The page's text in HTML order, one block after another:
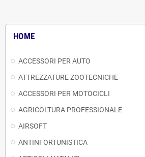
HOME
ACCESSORI PER AUTO
ATTREZZATURE ZOOTECNICHE
ACCESSORI PER MOTOCICLI
AGRICOLTURA PROFESSIONALE
AIRSOFT
ANTINFORTUNISTICA